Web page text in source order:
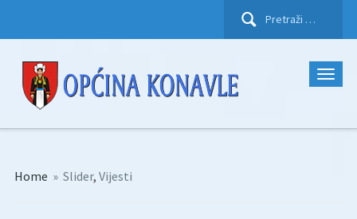
Pretraži:
Home » Slider, Vijesti